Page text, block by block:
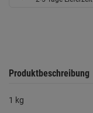
Produktbeschreibung
1 kg